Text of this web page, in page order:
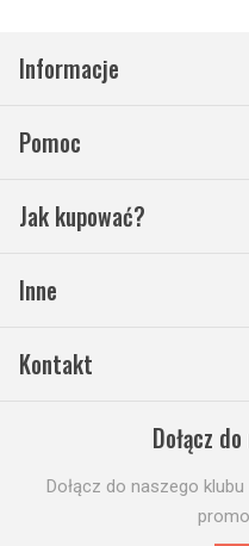
Informacje
Pomoc
Jak kupować?
Inne
Kontakt
Dołącz
Dołącz do naszego